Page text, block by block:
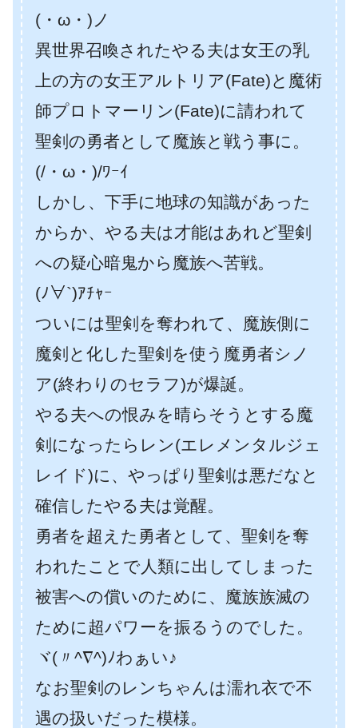
(・ω・)ノ
異世界召喚されたやる夫は女王の乳
上の方の女王アルトリア(Fate)と魔術
師プロトマーリン(Fate)に請われて
聖剣の勇者として魔族と戦う事に。
(/・ω・)/ﾜｰｲ
しかし、下手に地球の知識があった
からか、やる夫は才能はあれど聖剣
への疑心暗鬼から魔族へ苦戦。
(ﾉ∀`)ｱﾁｬｰ
ついには聖剣を奪われて、魔族側に
魔剣と化した聖剣を使う魔勇者シノ
ア(終わりのセラフ)が爆誕。
やる夫への恨みを晴らそうとする魔
剣になったらレン(エレメンタルジェ
レイド)に、やっぱり聖剣は悪だなと
確信したやる夫は覚醒。
勇者を超えた勇者として、聖剣を奪
われたことで人類に出してしまった
被害への償いのために、魔族族滅の
ために超パワーを振るうのでした。
ヾ(〃^∇^)ﾉわぁい♪
なお聖剣のレンちゃんは濡れ衣で不
遇の扱いだった模様。